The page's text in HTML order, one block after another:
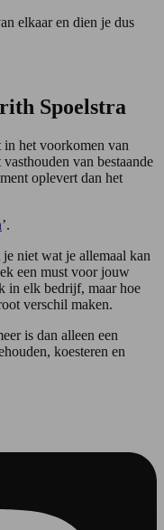
elkaar en dien je dus
Spoelstra
in het voorkomen van
van bestaande
oplevert dan het
’.
niet wat je allemaal kan
een must voor jouw
in elk bedrijf, maar hoe
verschil maken.
is dan alleen een
koesteren en